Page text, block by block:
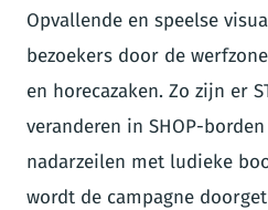
Opvallende en speelse
bezoekers door de
en horecazaken. Zo zijn er
veranderen in SHOP-
nadarzeilen met ludieke
wordt de campagne